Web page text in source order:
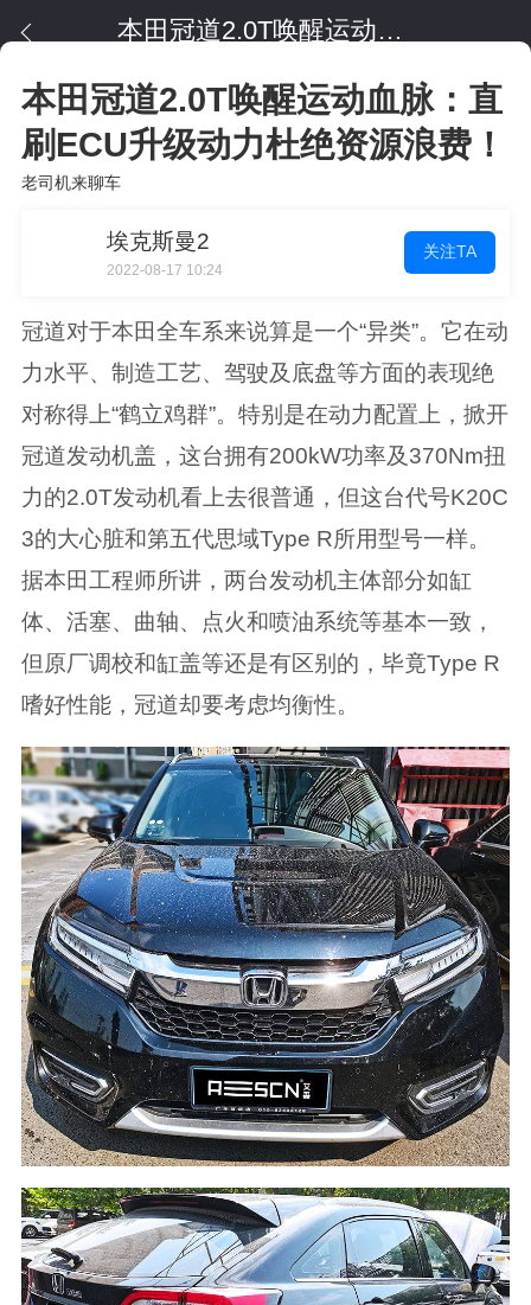
本田冠道2.0T唤醒运动血脉：直刷ECU升级动力杜绝资源浪费！
本田冠道2.0T唤醒运动血脉：直
刷ECU升级动力杜绝资源浪费！
老司机来聊车
埃克斯曼2
2022-08-17 10:24
关注TA
冠道对于本田全车系来说算是一个“异类”。它在动
力水平、制造工艺、驾驶及底盘等方面的表现绝
对称得上“鹤立鸡群”。特别是在动力配置上，掀开
冠道发动机盖，这台拥有200kW功率及370Nm扭
力的2.0T发动机看上去很普通，但这台代号K20C
3的大心脏和第五代思域Type R所用型号一样。
据本田工程师所讲，两台发动机主体部分如缸
体、活塞、曲轴、点火和喷油系统等基本一致，
但原厂调校和缸盖等还是有区别的，毕竟Type R
嗜好性能，冠道却要考虑均衡性。